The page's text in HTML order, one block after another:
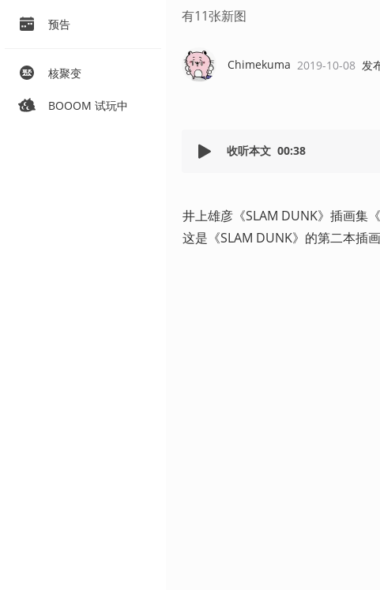
预告
核聚变
BOOOM 试玩中
有11张新图
Chimekuma 2019-10-08 发
收听本文 00:38
井上雄彦《SLAM DUNK》插画集
这是《SLAM DUNK》的第二本插画